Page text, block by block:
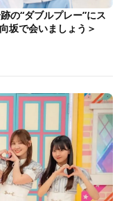
の“ダブルプレー”にス
坂で会いましょう＞